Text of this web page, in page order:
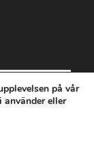
på vår
använder eller